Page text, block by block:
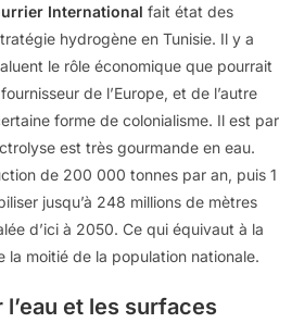
International fait état des
hydrogène en Tunisie. Il y a
le rôle économique que pourrait
de l’Europe, et de l’autre
forme de colonialisme. Il est par
est très gourmande en eau.
de 200 000 tonnes par an, puis 1
jusqu’à 248 millions de mètres
d’ici à 2050. Ce qui équivaut à la
la moitié de la population nationale.
et les surfaces